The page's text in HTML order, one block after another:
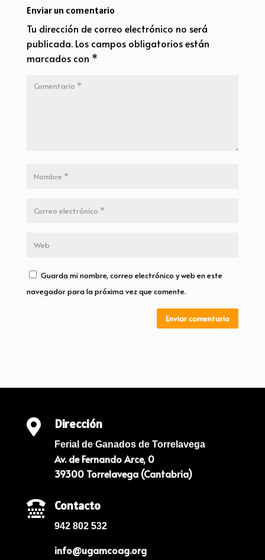
Enviar un comentario
Tu dirección de correo electrónico no será
publicada. Los campos obligatorios están
marcados con *
Guarda mi nombre, correo electrónico y web en este
navegador para la próxima vez que comente.
Enviar comentario
 Dirección
Ferial de Ganados de Torrelavega
Av. de Fernando Arce, 0
39300 Torrelavega (Cantabria)
 Contacto
942 802 532
info@ugamcoag.org